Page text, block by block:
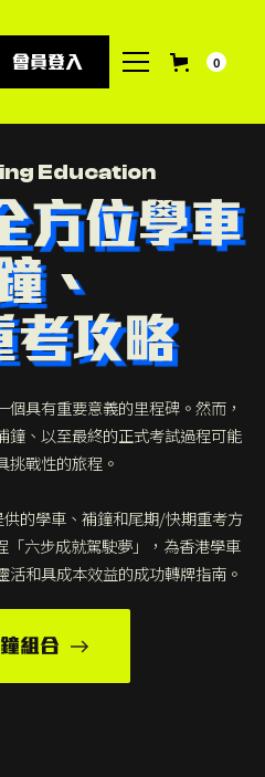
會員登入 0
Education
方位學車
、
考攻略
具有重要意義的里程碑。然而，
鐘、以至最終的正式考試過程可能
挑戰性的旅程。
的學車、補鐘和尾期/快期重考方
「六步成就駕駛夢」，為香港學車
活和具成本效益的成功轉牌指南。
組合